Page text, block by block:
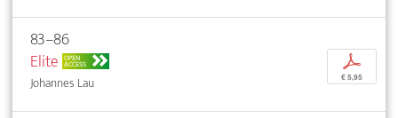
83–86
Elite OPEN
ACCESS
Johannes Lau
p
€ 5,95